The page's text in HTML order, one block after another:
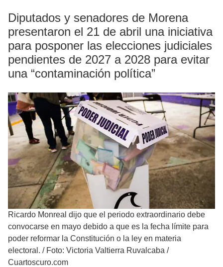
Diputados y senadores de Morena
presentaron el 21 de abril una iniciativa
para posponer las elecciones judiciales
pendientes de 2027 a 2028 para evitar
una “contaminación política”
Ricardo Monreal dijo que el periodo extraordinario debe
convocarse en mayo debido a que es la fecha límite para
poder reformar la Constitución o la ley en materia
electoral. / Foto: Victoria Valtierra Ruvalcaba /
Cuartoscuro.com